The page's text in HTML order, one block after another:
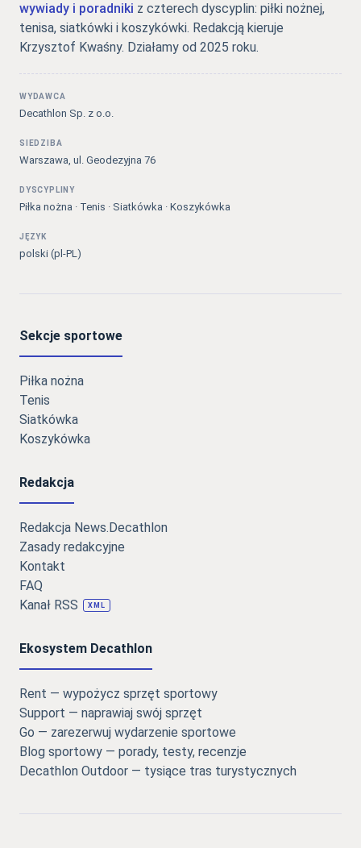
wywiady i poradniki z czterech dyscyplin: piłki nożnej,
tenisa, siatkówki i koszykówki. Redakcją kieruje
Krzysztof Kwaśny. Działamy od 2025 roku.
WYDAWCA
Decathlon Sp. z o.o.
SIEDZIBA
Warszawa, ul. Geodezyjna 76
DYSCYPLINY
Piłka nożna · Tenis · Siatkówka · Koszykówka
JĘZYK
polski (pl-PL)
Sekcje sportowe
Piłka nożna
Tenis
Siatkówka
Koszykówka
Redakcja
Redakcja News.Decathlon
Zasady redakcyjne
Kontakt
FAQ
Kanał RSS
XML
Ekosystem Decathlon
Rent — wypożycz sprzęt sportowy
Support — naprawiaj swój sprzęt
Go — zarezerwuj wydarzenie sportowe
Blog sportowy — porady, testy, recenzje
Decathlon Outdoor — tysiące tras turystycznych